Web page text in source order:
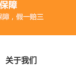
关于我们